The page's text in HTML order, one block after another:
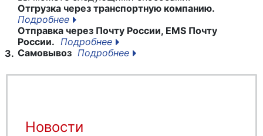
Отгрузка через транспортную компанию.
Подробнее
Отправка через Почту России, EMS Почту
России. Подробнее
3. Самовывоз Подробнее
Новости